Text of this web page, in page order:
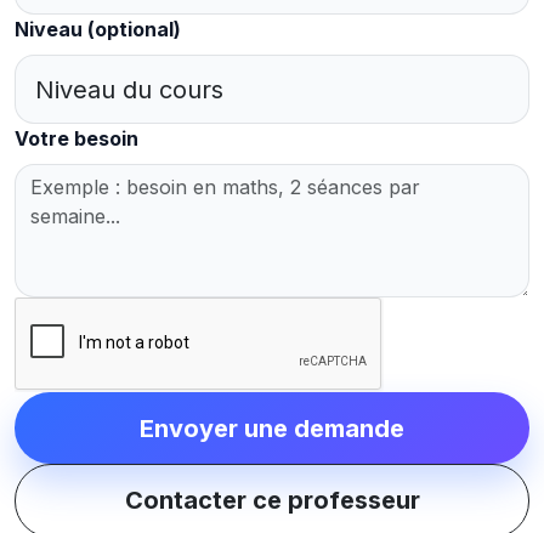
Niveau (optional)
Votre besoin
Envoyer une demande
Contacter ce professeur